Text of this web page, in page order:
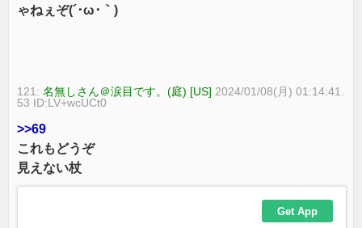
ゃねぇぞ(´･ω･｀)
121:名無しさん＠涙目です。(庭) [US] 2024/01/08(月) 01:14:41.
53 ID:LV+wcUCt0
>>69
これもどうぞ
見えない杖